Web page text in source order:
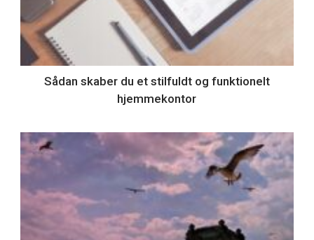
Sådan skaber du et stilfuldt og funktionelt
hjemmekontor